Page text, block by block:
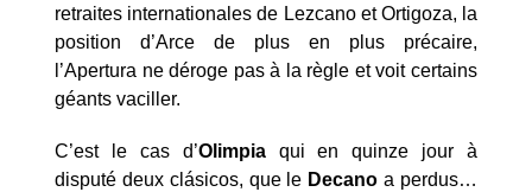
retraites internationales de Lezcano et Ortigoza, la
position d’Arce de plus en plus précaire,
l’Apertura ne déroge pas à la règle et voit certains
géants vaciller.
C’est le cas d’Olimpia qui en quinze jour à
disputé deux clásicos, que le Decano a perdus…